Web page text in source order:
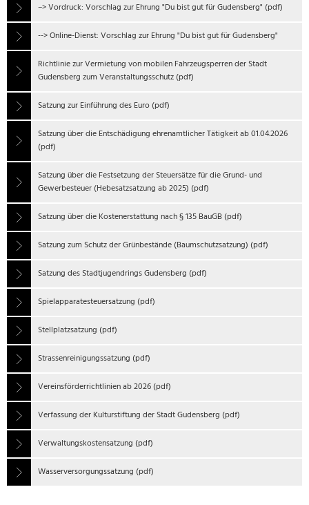
–> Vordruck: Vorschlag zur Ehrung "Du bist gut für Gudensberg" (pdf)
--> Online-Dienst: Vorschlag zur Ehrung "Du bist gut für Gudensberg"
Richtlinie zur Vermietung von mobilen Fahrzeugsperren der Stadt
Gudensberg zum Veranstaltungsschutz (pdf)
Satzung zur Einführung des Euro (pdf)
Satzung über die Entschädigung ehrenamtlicher Tätigkeit ab 01.04.2026
(pdf)
Satzung über die Festsetzung der Steuersätze für die Grund- und
Gewerbesteuer (Hebesatzsatzung ab 2025) (pdf)
Satzung über die Kostenerstattung nach § 135 BauGB (pdf)
Satzung zum Schutz der Grünbestände (Baumschutzsatzung) (pdf)
Satzung des Stadtjugendrings Gudensberg (pdf)
Spielapparatesteuersatzung (pdf)
Stellplatzsatzung (pdf)
Strassenreinigungssatzung (pdf)
Vereinsförderrichtlinien ab 2026 (pdf)
Verfassung der Kulturstiftung der Stadt Gudensberg (pdf)
Verwaltungskostensatzung (pdf)
Wasserversorgungssatzung (pdf)